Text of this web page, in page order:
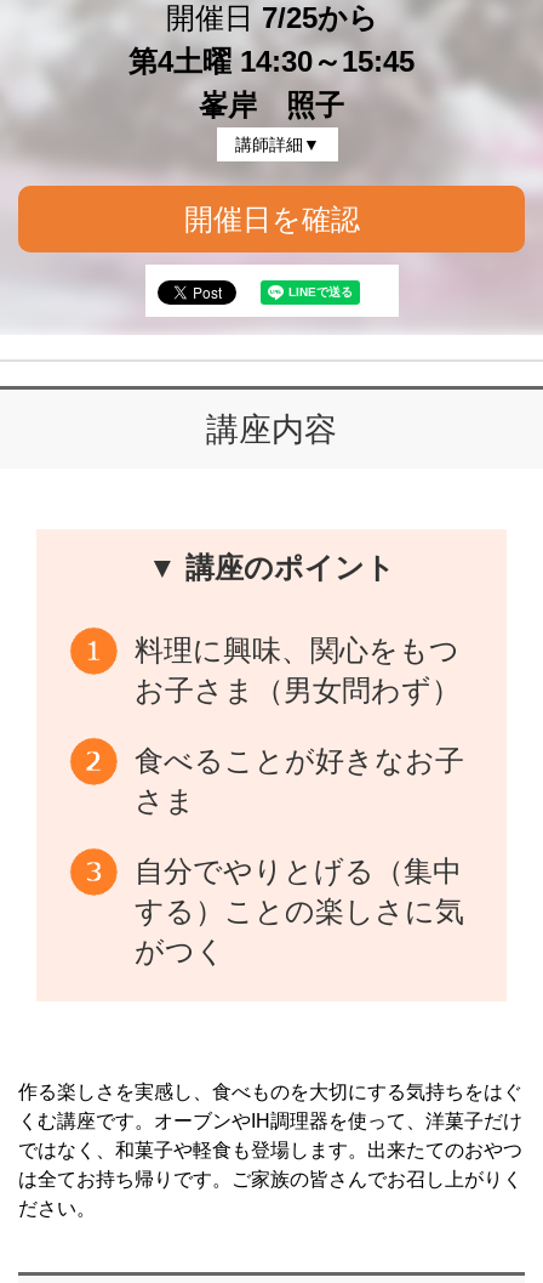
開催日 7/25から
第4土曜 14:30～15:45
峯岸 照子
講師詳細▼
開催日を確認
講座内容
▼ 講座のポイント
料理に興味、関心をもつ
お子さま（男女問わず）
食べることが好きなお子
さま
自分でやりとげる（集中
する）ことの楽しさに気
がつく
作る楽しさを実感し、食べものを大切にする気持ちをはぐ
くむ講座です。オーブンやIH調理器を使って、洋菓子だけ
ではなく、和菓子や軽食も登場します。出来たてのおやつ
は全てお持ち帰りです。ご家族の皆さんでお召し上がりく
ださい。